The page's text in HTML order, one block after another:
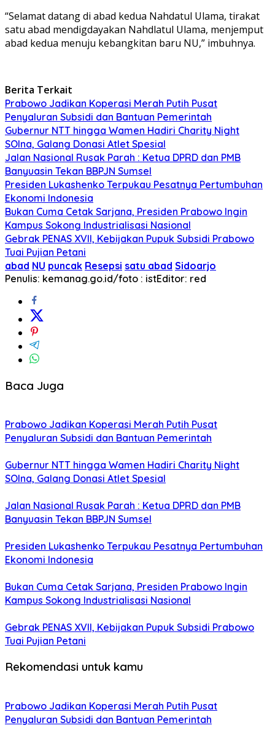
“Selamat datang di abad kedua Nahdatul Ulama, tirakat
satu abad mendigdayakan Nahdlatul Ulama, menjemput
abad kedua menuju kebangkitan baru NU,” imbuhnya.
Berita Terkait
Prabowo Jadikan Koperasi Merah Putih Pusat
Penyaluran Subsidi dan Bantuan Pemerintah
Gubernur NTT hingga Wamen Hadiri Charity Night
SOIna, Galang Donasi Atlet Spesial
Jalan Nasional Rusak Parah : Ketua DPRD dan PMB
Banyuasin Tekan BBPJN Sumsel
Presiden Lukashenko Terpukau Pesatnya Pertumbuhan
Ekonomi Indonesia
Bukan Cuma Cetak Sarjana, Presiden Prabowo Ingin
Kampus Sokong Industrialisasi Nasional
Gebrak PENAS XVII, Kebijakan Pupuk Subsidi Prabowo
Tuai Pujian Petani
abad NU puncak Resepsi satu abad Sidoarjo
Penulis: kemanag.go.id/foto : istEditor: red
Baca Juga
Prabowo Jadikan Koperasi Merah Putih Pusat
Penyaluran Subsidi dan Bantuan Pemerintah
Gubernur NTT hingga Wamen Hadiri Charity Night
SOIna, Galang Donasi Atlet Spesial
Jalan Nasional Rusak Parah : Ketua DPRD dan PMB
Banyuasin Tekan BBPJN Sumsel
Presiden Lukashenko Terpukau Pesatnya Pertumbuhan
Ekonomi Indonesia
Bukan Cuma Cetak Sarjana, Presiden Prabowo Ingin
Kampus Sokong Industrialisasi Nasional
Gebrak PENAS XVII, Kebijakan Pupuk Subsidi Prabowo
Tuai Pujian Petani
Rekomendasi untuk kamu
Prabowo Jadikan Koperasi Merah Putih Pusat
Penyaluran Subsidi dan Bantuan Pemerintah